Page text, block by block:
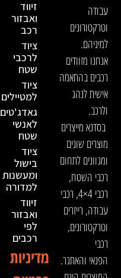
עבודה
וטרקטורונים
למיניהם.
אנחנו מזוודים
רכבים בהתאמה
אישית לנהג
ולרכב.
בסדנא מייצרים
מוצרים שונים
ומגוונים לתחום
רכבי השטח,
רכבי 4×4, רכבי
עבודה, רייזרים
וטרקטורונים,
רכבי
הפנאי והאתגר.
זיווד
ואבזור
רכב
ציוד
לרכבי
שטח
ציוד
למטיילים
גאדג'טים
לאנשי
שטח
ציוד
בישול
ומעשנות
למדורה
זיווד
ואבזור
לפי
רכבים
מדיניות